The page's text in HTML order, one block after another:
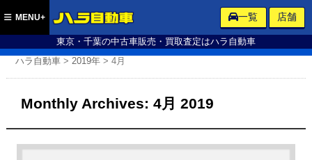
東京・千葉の中古車販売・買取査定はハラ自動車
MENU+ 一覧 店舗
ハラ自動車 >2019年 >4月
Monthly Archives: 4月 2019